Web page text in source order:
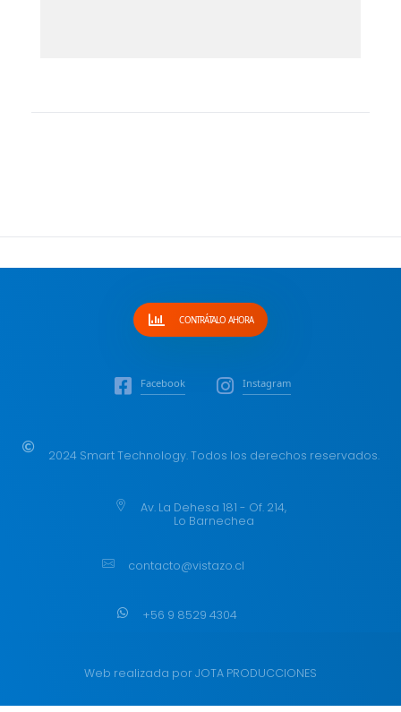
CONTRÁTALO AHORA
Facebook Instagram
2024 Smart Technology. Todos los derechos reservados.
Av. La Dehesa 181 - Of. 214,
Lo Barnechea
contacto@vistazo.cl
+56 9 8529 4304
Web realizada porJOTA PRODUCCIONES